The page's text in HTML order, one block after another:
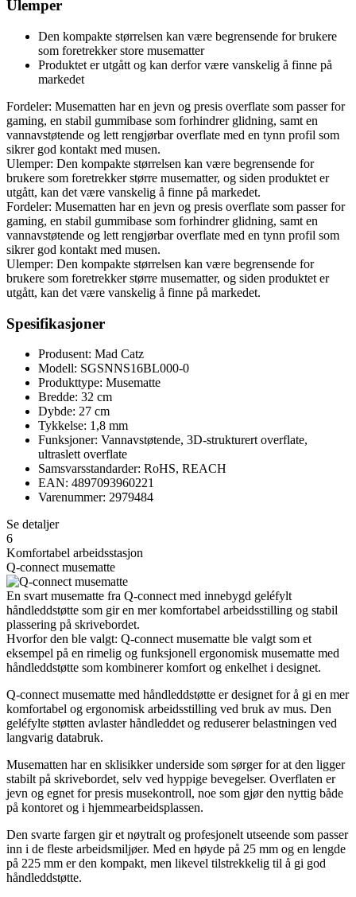
Ulemper
Den kompakte størrelsen kan være begrensende for brukere
som foretrekker store musematter
Produktet er utgått og kan derfor være vanskelig å finne på
markedet
Fordeler: Musematten har en jevn og presis overflate som passer for
gaming, en stabil gummibase som forhindrer glidning, samt en
vannavstøtende og lett rengjørbar overflate med en tynn profil som
sikrer god kontakt med musen.
Ulemper: Den kompakte størrelsen kan være begrensende for
brukere som foretrekker større musematter, og siden produktet er
utgått, kan det være vanskelig å finne på markedet.
Fordeler: Musematten har en jevn og presis overflate som passer for
gaming, en stabil gummibase som forhindrer glidning, samt en
vannavstøtende og lett rengjørbar overflate med en tynn profil som
sikrer god kontakt med musen.
Ulemper: Den kompakte størrelsen kan være begrensende for
brukere som foretrekker større musematter, og siden produktet er
utgått, kan det være vanskelig å finne på markedet.
Spesifikasjoner
Produsent: Mad Catz
Modell: SGSNNS16BL000-0
Produkttype: Musematte
Bredde: 32 cm
Dybde: 27 cm
Tykkelse: 1,8 mm
Funksjoner: Vannavstøtende, 3D-strukturert overflate,
ultraslett overflate
Samsvarsstandarder: RoHS, REACH
EAN: 4897093960221
Varenummer: 2979484
Se detaljer
6
Komfortabel arbeidsstasjon
Q-connect musematte
En svart musematte fra Q-connect med innebygd geléfylt
håndleddstøtte som gir en mer komfortabel arbeidsstilling og stabil
plassering på skrivebordet.
Hvorfor den ble valgt: Q-connect musematte ble valgt som et
eksempel på en rimelig og funksjonell ergonomisk musematte med
håndleddstøtte som kombinerer komfort og enkelhet i designet.
Q-connect musematte med håndleddstøtte er designet for å gi en mer
komfortabel og ergonomisk arbeidsstilling ved bruk av mus. Den
geléfylte støtten avlaster håndleddet og reduserer belastningen ved
langvarig databruk.
Musematten har en sklisikker underside som sørger for at den ligger
stabilt på skrivebordet, selv ved hyppige bevegelser. Overflaten er
jevn og egnet for presis musekontroll, noe som gjør den nyttig både
på kontoret og i hjemmearbeidsplassen.
Den svarte fargen gir et nøytralt og profesjonelt utseende som passer
inn i de fleste arbeidsmiljøer. Med en høyde på 25 mm og en lengde
på 225 mm er den kompakt, men likevel tilstrekkelig til å gi god
håndleddstøtte.